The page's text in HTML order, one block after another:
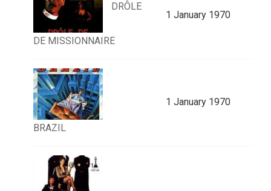
DRÔLE
DE MISSIONNAIRE
1 January 1970
BRAZIL
1 January 1970